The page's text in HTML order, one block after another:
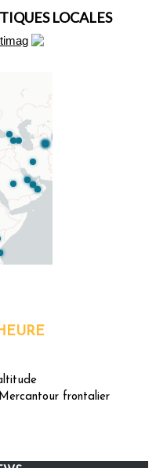
LOCALES
frontalier